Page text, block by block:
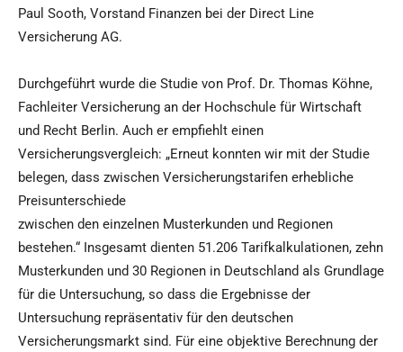
Paul Sooth, Vorstand Finanzen bei der Direct Line
Versicherung AG.
Durchgeführt wurde die Studie von Prof. Dr. Thomas Köhne,
Fachleiter Versicherung an der Hochschule für Wirtschaft
und Recht Berlin. Auch er empfiehlt einen
Versicherungsvergleich: „Erneut konnten wir mit der Studie
belegen, dass zwischen Versicherungstarifen erhebliche
Preisunterschiede
zwischen den einzelnen Musterkunden und Regionen
bestehen.“ Insgesamt dienten 51.206 Tarifkalkulationen, zehn
Musterkunden und 30 Regionen in Deutschland als Grundlage
für die Untersuchung, so dass die Ergebnisse der
Untersuchung repräsentativ für den deutschen
Versicherungsmarkt sind. Für eine objektive Berechnung der